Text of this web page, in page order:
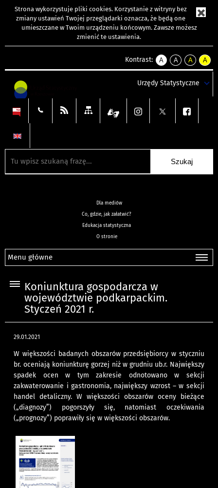
Strona wykorzystuje pliki cookies. Korzystanie z witryny bez
zmiany ustawień Twojej przeglądarki oznacza, że będą one
umieszczane w Twoim urządzeniu końcowym. Zawsze możesz
zmienić te ustawienia.
Kontrast:
A
kontrast
A
kontrast
tekst
czarnym
A
kontrast
tekst
czarnym
A
tekst
żółtym
Urzędy Statystyczne
Dla mediów
Co, gdzie, jak załatwić?
Edukacja statystyczna
O stronie
Menu główne
Koniunktura gospodarcza w
województwie podkarpackim.
Styczeń 2021 r.
29.01.2021
W większości badanych obszarów przedsiębiorcy w styczniu
br. oceniają koniunkturę gorzej niż w grudniu ub.r. Największy
spadek ocen w tym zakresie odnotowano w sekcji
zakwaterowanie i gastronomia, największy wzrost – w sekcji
handel detaliczny. W większości obszarów oceny bieżące
(„diagnozy”) pogorszyły się, natomiast oczekiwania
(„prognozy”) poprawiły się w większości obszarów.